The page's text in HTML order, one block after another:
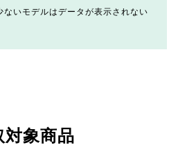
ないモデルはデータが表示されない
対象商品